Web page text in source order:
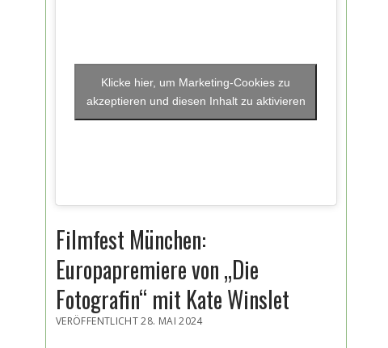
Klicke hier, um Marketing-Cookies zu
akzeptieren und diesen Inhalt zu aktivieren
Filmfest München:
Europapremiere von „Die
Fotografin“ mit Kate Winslet
VERÖFFENTLICHT 28. MAI 2024